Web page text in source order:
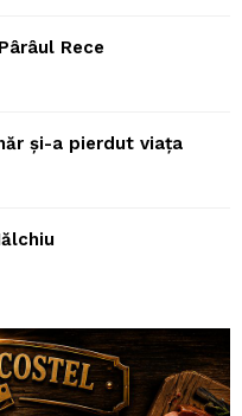
Rece
și-a pierdut viața